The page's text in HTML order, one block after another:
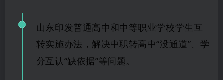
山东印发普通高中和中等职业学校学生互
转实施办法，解决中职转高中“没通道”、学
分互认“缺依据”等问题。